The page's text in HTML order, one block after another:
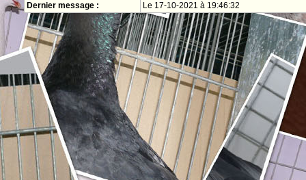
Dernier message :
Le 17-10-2021 à 19:46:32